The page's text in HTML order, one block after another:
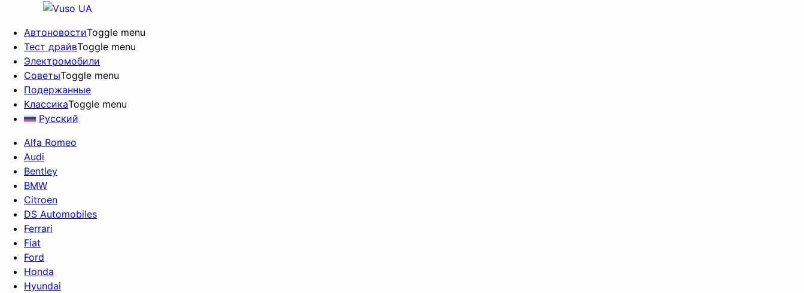
АвтоновостиToggle menu
Тест драйвToggle menu
Электромобили
СоветыToggle menu
Подержанные
КлассикаToggle menu
Русский
Alfa Romeo
Audi
Bentley
BMW
Citroen
DS Automobiles
Ferrari
Fiat
Ford
Honda
Hyundai